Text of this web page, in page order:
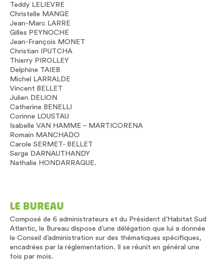
Teddy LELIEVRE
Christelle MANGE
Jean-Marc LARRE
Gilles PEYNOCHE
Jean-François MONET
Christian IPUTCHA
Thierry PIROLLEY
Delphine TAIEB
Michel LARRALDE
Vincent BELLET
Julien DELION
Catherine BENELLI
Corinne LOUSTAU
Isabelle VAN HAMME – MARTICORENA
Romain MANCHADO
Carole SERMET- BELLET
Serge DARNAUTHANDY
Nathalie HONDARRAGUE.
LE BUREAU
Composé de 6 administrateurs et du Président d’Habitat Sud
Atlantic, le Bureau dispose d’une délégation que lui a donnée
le Conseil d’administration sur des thématiques spécifiques,
encadrées par la réglementation. Il se réunit en général une
fois par mois.